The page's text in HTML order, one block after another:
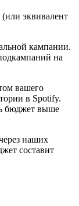
эквивалент
кампании.
на
вашего
в Spotify.
бюджет выше
наших
составит